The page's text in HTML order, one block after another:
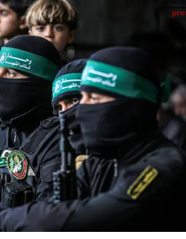
sur de la Franaj de Gaza (archivo) - Abed Rahim
murieron en bombardeos
con vida"